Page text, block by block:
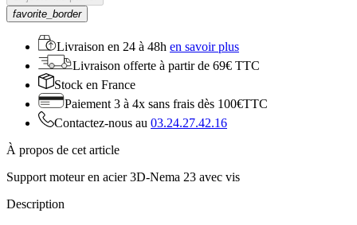
favorite_border
Livraison en 24 à 48h en savoir plus
Livraison offerte à partir de 69€ TTC
Stock en France
Paiement 3 à 4x sans frais dès 100€TTC
Contactez-nous au 03.24.27.42.16
À propos de cet article
Support moteur en acier 3D-Nema 23 avec vis
Description